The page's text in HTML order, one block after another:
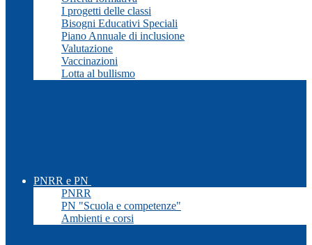
I progetti delle classi
Bisogni Educativi Speciali
Piano Annuale di inclusione
Valutazione
Vaccinazioni
Lotta al bullismo
PNRR e PN
PNRR
PN "Scuola e competenze"
Ambienti e corsi